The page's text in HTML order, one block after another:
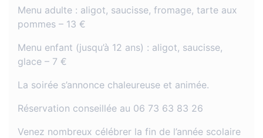
Menu adulte : aligot, saucisse, fromage, tarte aux
pommes – 13 €
Menu enfant (jusqu’à 12 ans) : aligot, saucisse,
glace – 7 €
La soirée s’annonce chaleureuse et animée.
Réservation conseillée au 06 73 63 83 26
Venez nombreux célébrer la fin de l’année scolaire